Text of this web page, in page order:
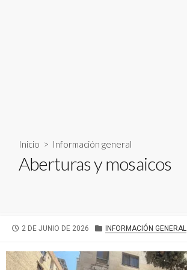
Inicio > Información general
Aberturas y mosaicos
FECHA
PUBLICACIÓN
2 DE JUNIO DE 2026 CATEGORÍAS
INFORMACIÓN GENERAL